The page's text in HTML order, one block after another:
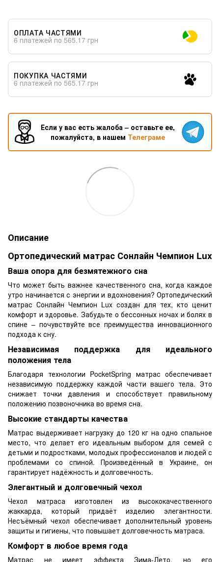
ОПЛАТА ЧАСТЯМИ
6 платежей по 565.17 грн
ПОКУПКА ЧАСТЯМИ
6 платежей по 565.17 грн
Если у вас есть жалоба – оставьте ее,
пожалуйста, в нашем Телеграме
Описание
Ортопедический матрас Сонлайн Чемпион Lux
Ваша опора для безмятежного сна
Что может быть важнее качественного сна, когда каждое
утро начинается с энергии и вдохновения? Ортопедический
матрас Сонлайн Чемпион Lux создан для тех, кто ценит
комфорт и здоровье. Забудьте о бессонных ночах и болях в
спине – почувствуйте все преимущества инновационного
подхода к сну.
Независимая поддержка для идеального
положения тела
Благодаря технологии PocketSpring матрас обеспечивает
независимую поддержку каждой части вашего тела. Это
снижает точки давления и способствует правильному
положению позвоночника во время сна.
Высокие стандарты качества
Матрас выдерживает нагрузку до 120 кг на одно спальное
место, что делает его идеальным выбором для семей с
детьми и подростками, молодых профессионалов и людей с
проблемами со спиной. Произведённый в Украине, он
гарантирует надёжность и долговечность.
Элегантный и долговечный чехол
Чехол матраса изготовлен из высококачественного
жаккарда, который придаёт изделию элегантности.
Несъёмный чехол обеспечивает дополнительный уровень
защиты и гигиены, что повышает долговечность матраса.
Комфорт в любое время года
Матрас не имеет эффекта Зима-Лето, но его